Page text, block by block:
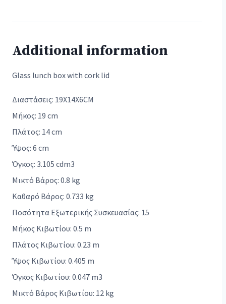
Additional information
Glass lunch box with cork lid
Διαστάσεις: 19X14X6CM
Μήκος: 19 cm
Πλάτος: 14 cm
Ύψος: 6 cm
Όγκος: 3.105 cdm3
Μικτό Βάρος: 0.8 kg
Καθαρό Βάρος: 0.733 kg
Ποσότητα Εξωτερικής Συσκευασίας: 15
Μήκος Κιβωτίου: 0.5 m
Πλάτος Κιβωτίου: 0.23 m
Ύψος Κιβωτίου: 0.405 m
Όγκος Κιβωτίου: 0.047 m3
Μικτό Βάρος Κιβωτίου: 12 kg